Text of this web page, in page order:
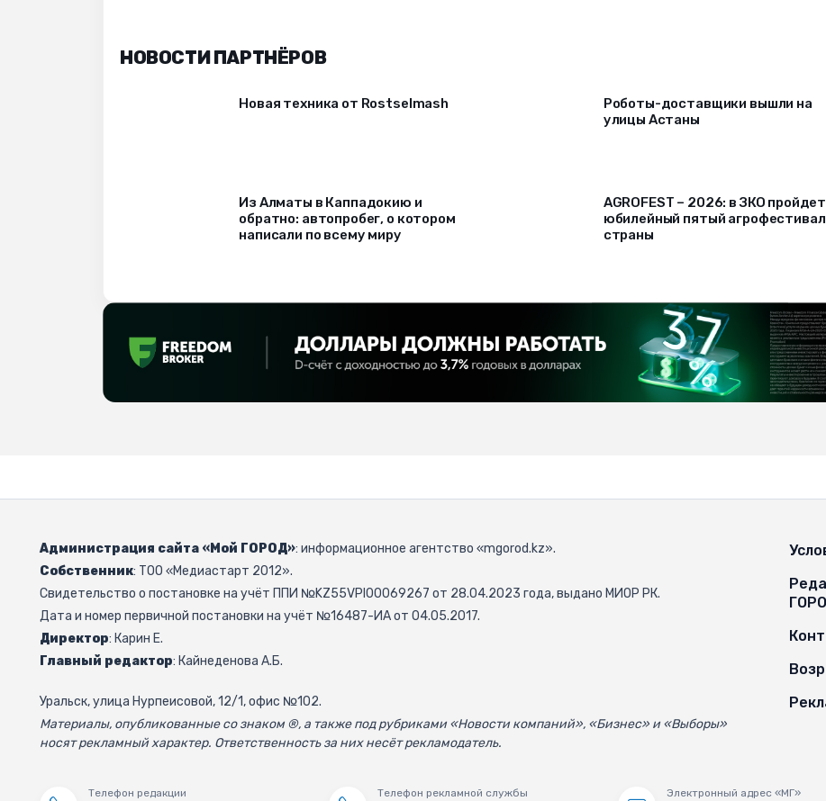
НОВОСТИ ПАРТНЁРОВ
Новая техника от Rostselmash
Роботы-доставщики вышли на
улицы Астаны
Из Алматы в Каппадокию и
обратно: автопробег, о котором
написали по всему миру
AGROFEST – 2026: в ЗКО пройдет
юбилейный пятый
страны
Администрация сайта «Мой ГОРОД»: информационное агентство «mgorod.kz».
Собственник: ТОО «Медиастарт 2012».
Свидетельство о постановке на учёт ППИ №KZ55VPI00069267 от 28.04.2023 года, выдано МИОР РК.
Дата и номер первичной постановки на учёт №16487-ИА от 04.05.2017.
Директор: Карин Е.
Главный редактор: Кайнеденова А.Б.
Уральск, улица Нурпеисовой, 12/1, офис №102.
Материалы, опубликованные со знаком ®, а также под рубриками «Новости компаний», «Бизнес» и «Выборы»
носят рекламный характер. Ответственность за них несёт рекламодатель.
Телефон редакции Телефон рекламной службы Электронный адрес «МГ»